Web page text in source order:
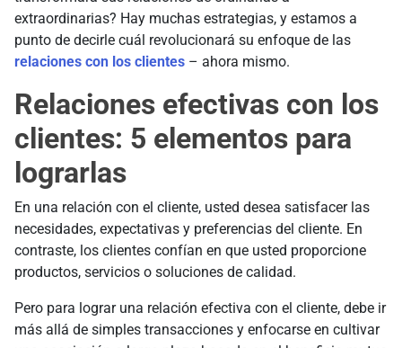
extraordinarias? Hay muchas estrategias, y estamos a
punto de decirle cuál revolucionará su enfoque de las
relaciones con los clientes – ahora mismo.
Relaciones efectivas con los
clientes: 5 elementos para
lograrlas
En una relación con el cliente, usted desea satisfacer las
necesidades, expectativas y preferencias del cliente. En
contraste, los clientes confían en que usted proporcione
productos, servicios o soluciones de calidad.
Pero para lograr una relación efectiva con el cliente, debe ir
más allá de simples transacciones y enfocarse en cultivar